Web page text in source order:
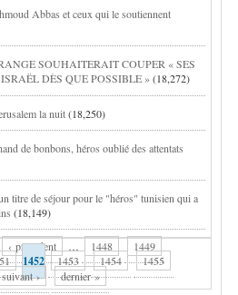
Abbas et ceux qui le soutiennent
SOUHAITERAIT COUPER « SES
DÈS QUE POSSIBLE »(18,272)
la nuit(18,250)
de bonbons, héros oublié des attentats
titre de séjour pour le "héros" tunisien qui a
(18,149)
‹ précédent … 1448
1449
1452 1453 1454
1455
suivant › dernier »